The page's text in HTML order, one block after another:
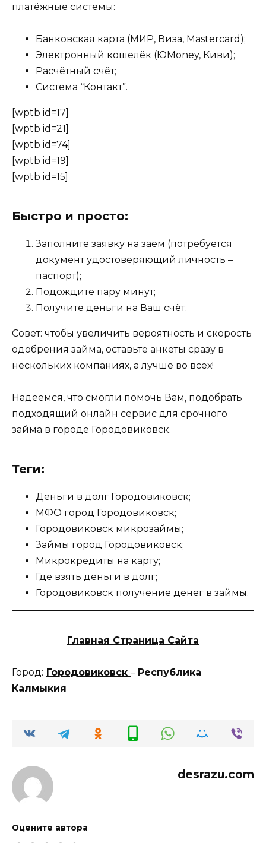
платёжные системы:
Банковская карта (МИР, Виза, Mastercard);
Электронный кошелёк (ЮMoney, Киви);
Расчётный счёт;
Система “Контакт”.
[wptb id=17]
[wptb id=21]
[wptb id=74]
[wptb id=19]
[wptb id=15]
Быстро и просто:
Заполните заявку на заём (потребуется
документ удостоверяющий личность –
паспорт);
Подождите пару минут;
Получите деньги на Ваш счёт.
Совет: чтобы увеличить вероятность и скорость
одобрения займа, оставьте анкеты сразу в
нескольких компаниях, а лучше во всех!
Надеемся, что смогли помочь Вам, подобрать
подходящий онлайн сервис для срочного
займа в городе Городовиковск.
Теги:
Деньги в долг Городовиковск;
МФО город Городовиковск;
Городовиковск микрозаймы;
Займы город Городовиковск;
Микрокредиты на карту;
Где взять деньги в долг;
Городовиковск получение денег в займы.
Главная Страница Сайта
Город: Городовиковск – Республика
Калмыкия
desrazu.com
Оцените автора